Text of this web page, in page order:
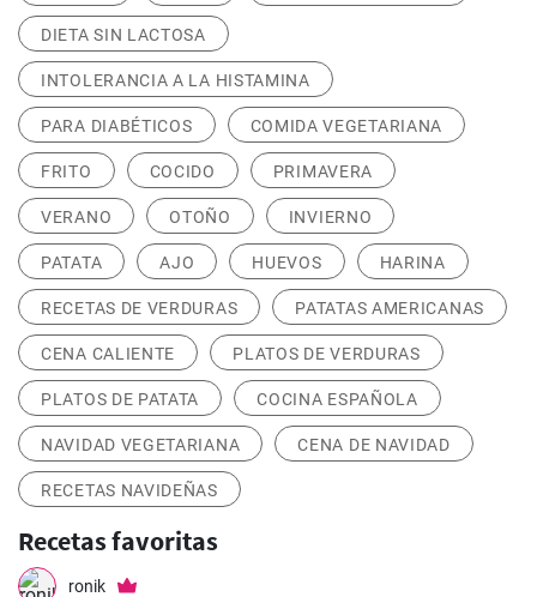
DIETA SIN LACTOSA
INTOLERANCIA A LA HISTAMINA
PARA DIABÉTICOS COMIDA VEGETARIANA
FRITO COCIDO PRIMAVERA
VERANO OTOÑO INVIERNO
PATATA AJO HUEVOS HARINA
RECETAS DE VERDURAS PATATAS AMERICANAS
CENA CALIENTE PLATOS DE VERDURAS
PLATOS DE PATATA COCINA ESPAÑOLA
NAVIDAD VEGETARIANA CENA DE NAVIDAD
RECETAS NAVIDEÑAS
Recetas favoritas
ronik